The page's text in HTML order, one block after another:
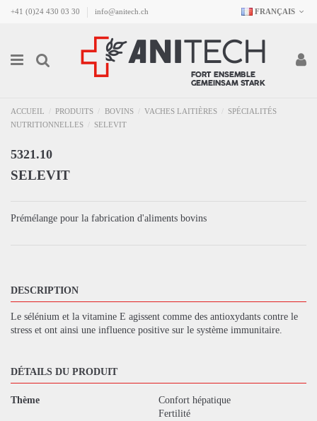
+41 (0)24 430 03 30 info@anitech.ch FRANÇAIS
ACCUEIL PRODUITS BOVINS VACHES LAITIÈRES
SPÉCIALITÉS
NUTRITIONNELLES
SELEVIT
5321.10
SELEVIT
Prémélange pour la fabrication d'aliments bovins
DESCRIPTION
Le sélénium et la vitamine E agissent comme des antioxydants contre le
stress et ont ainsi une influence positive sur le système immunitaire.
DÉTAILS DU PRODUIT
Thème
Confort hépatique
Fertilité